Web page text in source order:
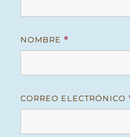
NOMBRE *
CORREO ELECTRÓNICO